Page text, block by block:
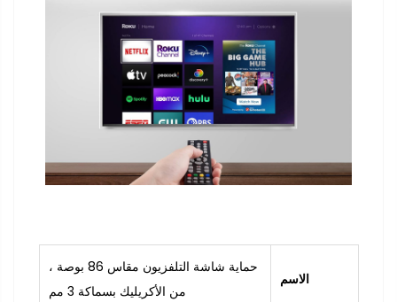
الاسم
حماية شاشة التلفزيون مقاس 86 بوصة ،
من الأكريليك بسماكة 3 مم